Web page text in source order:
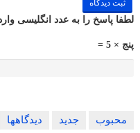
لطفا پاسخ را به عدد انگلیسی
پنج × 5 =
محبوب جدید دیدگاهها